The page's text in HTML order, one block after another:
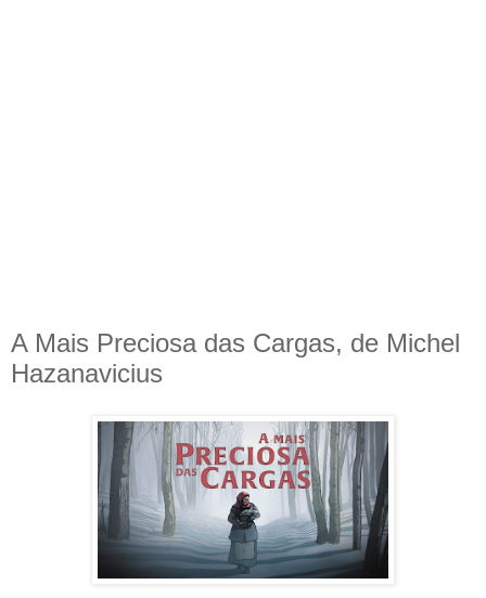
A Mais Preciosa das Cargas, de Michel
Hazanavicius